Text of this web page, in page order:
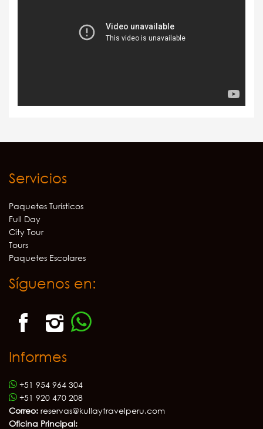
Servicios
Paquetes Turísticos
Full Day
City Tour
Tours
Paquetes Escolares
Síguenos en:
Informes
+51 954 964 304
+51 920 470 208
Correo: reservas@kullaytravelperu.com
Oficina Principal: